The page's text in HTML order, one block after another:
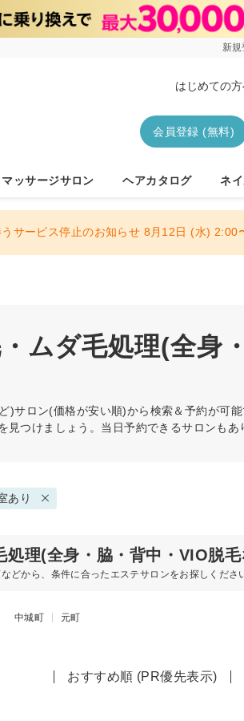
新
はじめての
会員登録 (無料)
マッサージサロン ヘアカタログ ネ
サービス停止のお知らせ 8月12日 (水) 2:00
ムダ毛処理(全身
)サロン(価格が安い順)から検索＆予約が可
つけましょう。当日予約できるサロンもあ
あり
処理(全身・脇・背中・VIO脱
どから、条件に合ったエステサロンをお探しくださ
中城町 元町
おすすめ順 (PR優先表示)